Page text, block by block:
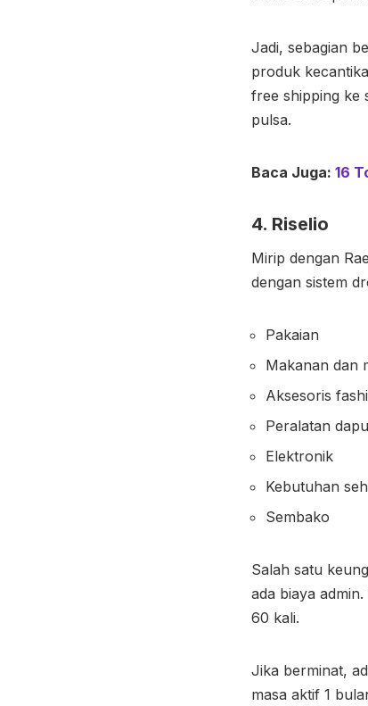
Jadi, sebagian
produk
free shipping ke
pulsa.
Baca Juga: 16
4. Riselio
Mirip dengan
dengan sistem
Pakaian
Makanan dan
Aksesoris
Peralatan
Elektronik
Kebutuhan
Sembako
Salah satu
ada biaya
60 kali.
Jika berminat,
masa aktif 1